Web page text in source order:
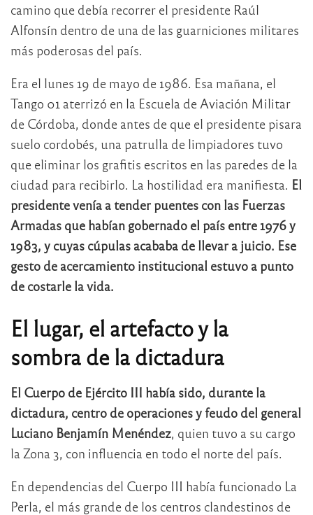
camino que debía recorrer el presidente Raúl
Alfonsín dentro de una de las guarniciones militares
más poderosas del país.
Era el lunes 19 de mayo de 1986. Esa mañana, el
Tango 01 aterrizó en la Escuela de Aviación Militar
de Córdoba, donde antes de que el presidente pisara
suelo cordobés, una patrulla de limpiadores tuvo
que eliminar los grafitis escritos en las paredes de la
ciudad para recibirlo. La hostilidad era manifiesta. El
presidente venía a tender puentes con las Fuerzas
Armadas que habían gobernado el país entre 1976 y
1983, y cuyas cúpulas acababa de llevar a juicio. Ese
gesto de acercamiento institucional estuvo a punto
de costarle la vida.
El lugar, el artefacto y la
sombra de la dictadura
El Cuerpo de Ejército III había sido, durante la
dictadura, centro de operaciones y feudo del general
Luciano Benjamín Menéndez, quien tuvo a su cargo
la Zona 3, con influencia en todo el norte del país.
En dependencias del Cuerpo III había funcionado La
Perla, el más grande de los centros clandestinos de